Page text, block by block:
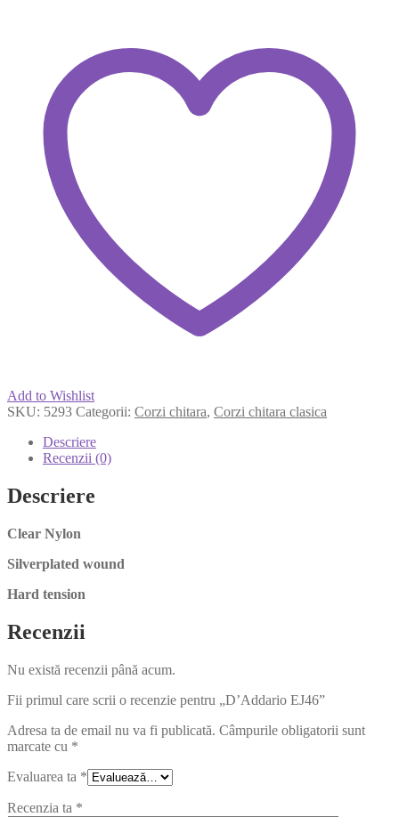
Add to Wishlist
SKU: 5293 Categorii: Corzi chitara, Corzi chitara clasica
Descriere
Recenzii (0)
Descriere
Clear Nylon
Silverplated wound
Hard tension
Recenzii
Nu există recenzii până acum.
Fii primul care scrii o recenzie pentru „D’Addario EJ46”
Adresa ta de email nu va fi publicată. Câmpurile obligatorii sunt
marcate cu *
Evaluarea ta *
Recenzia ta *